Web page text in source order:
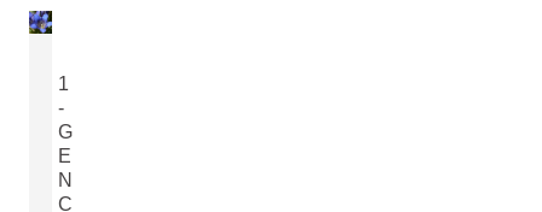
1
-
G
E
N
C